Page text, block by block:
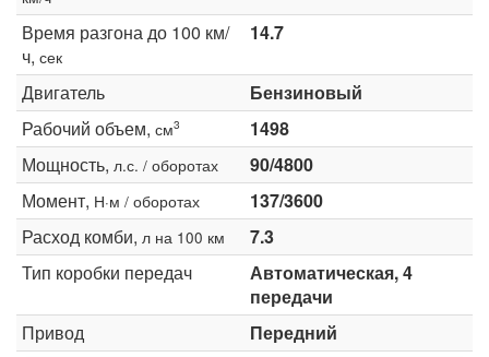
Время разгона до 100 км/
ч, сек
14.7
Двигатель
Бензиновый
Рабочий объем, см3
1498
Мощность, л.с. / оборотах
90/4800
Момент, Н·м / оборотах
137/3600
Расход комби, л на 100 км
7.3
Тип коробки передач
Автоматическая, 4
передачи
Привод
Передний